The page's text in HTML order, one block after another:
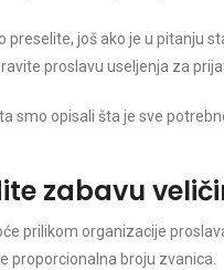
preselite, još ako je u pitanju
proslavu useljenja za
smo opisali šta je sve
zabavu
prilikom organizacije
proporcionalna broju zvanica.